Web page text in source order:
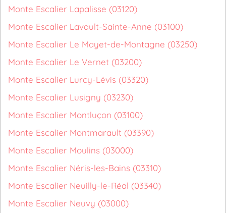
Monte Escalier Lapalisse (03120)
Monte Escalier Lavault-Sainte-Anne (03100)
Monte Escalier Le Mayet-de-Montagne (03250)
Monte Escalier Le Vernet (03200)
Monte Escalier Lurcy-Lévis (03320)
Monte Escalier Lusigny (03230)
Monte Escalier Montluçon (03100)
Monte Escalier Montmarault (03390)
Monte Escalier Moulins (03000)
Monte Escalier Néris-les-Bains (03310)
Monte Escalier Neuilly-le-Réal (03340)
Monte Escalier Neuvy (03000)